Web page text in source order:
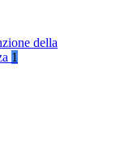
della
1